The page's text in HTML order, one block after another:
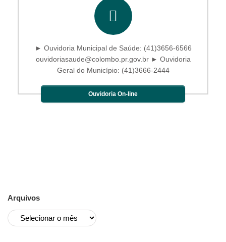
► Ouvidoria Municipal de Saúde: (41)3656-6566
ouvidoriasaude@colombo.pr.gov.br ► Ouvidoria
Geral do Município: (41)3666-2444
Ouvidoria On-line
Arquivos